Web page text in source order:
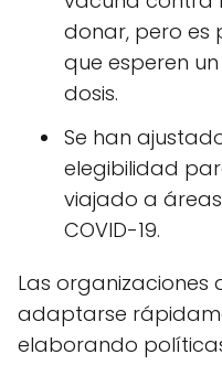
donar, pero es
que esperen
dosis.
Se han
elegibilidad
viajado a
COVID-19.
Las organizaciones
adaptarse
elaborando